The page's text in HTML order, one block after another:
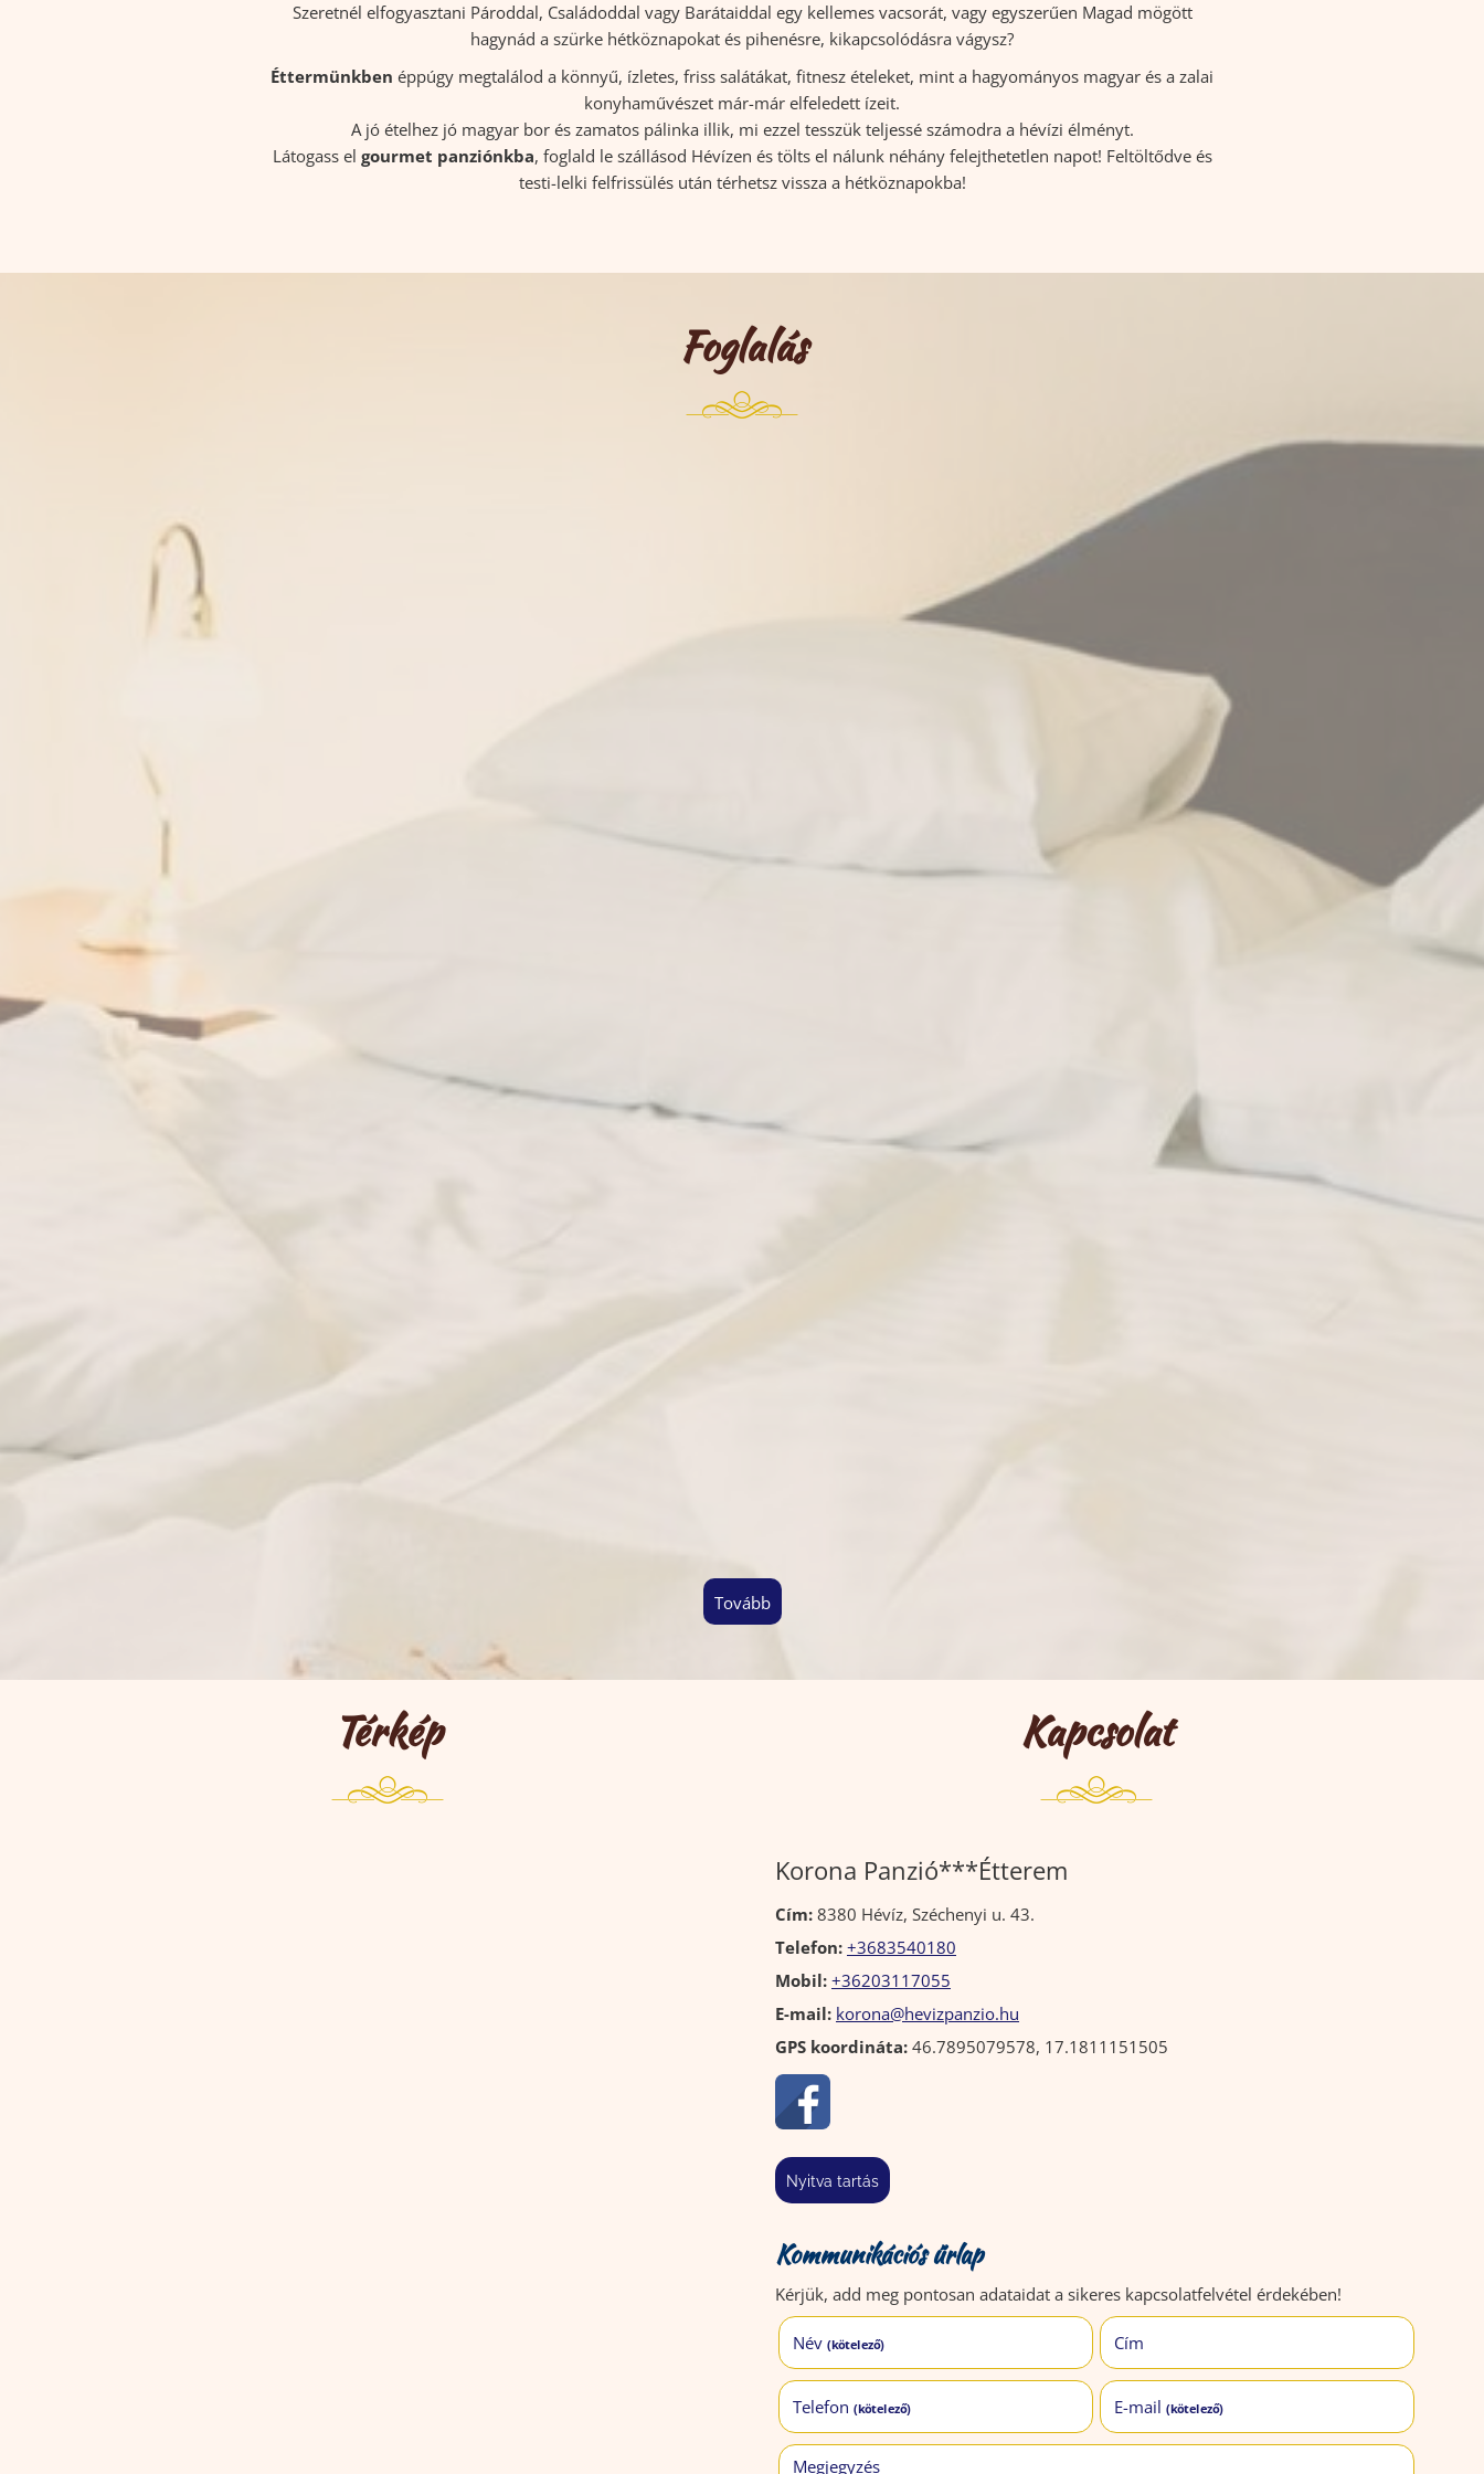
Szeretnél elfogyasztani Pároddal, Családoddal vagy Barátaiddal egy kellemes vacsorát, vagy egyszerűen Magad mögött
hagynád a szürke hétköznapokat és pihenésre, kikapcsolódásra vágysz?
Éttermünkben éppúgy megtalálod a könnyű, ízletes, friss salátákat, fitnesz ételeket, mint a hagyományos magyar és a zalai
konyhaművészet már-már elfeledett ízeit.
A jó ételhez jó magyar bor és zamatos pálinka illik, mi ezzel tesszük teljessé számodra a hévízi élményt.
Látogass el gourmet panziónkba, foglald le szállásod Hévízen és tölts el nálunk néhány felejthetetlen napot! Feltöltődve és
testi-lelki felfrissülés után térhetsz vissza a hétköznapokba!
Foglalás
tovább
Kapcsolat
Korona Panzió***Étterem
Cím: 8380 Hévíz, Széchenyi u. 43.
Telefon: +3683540180
Mobil: +36203117055
E-mail: korona@hevizpanzio.hu
GPS koordináta: 46.7895079578, 17.1811151505
nyitva tartás
Kommunikációs űrlap
Kérjük, add meg pontosan adataidat a sikeres kapcsolatfelvétel érdekében!
Név (kötelező) Cím
Telefon (kötelező) E-mail (kötelező)
Megjegyzés
Térkép